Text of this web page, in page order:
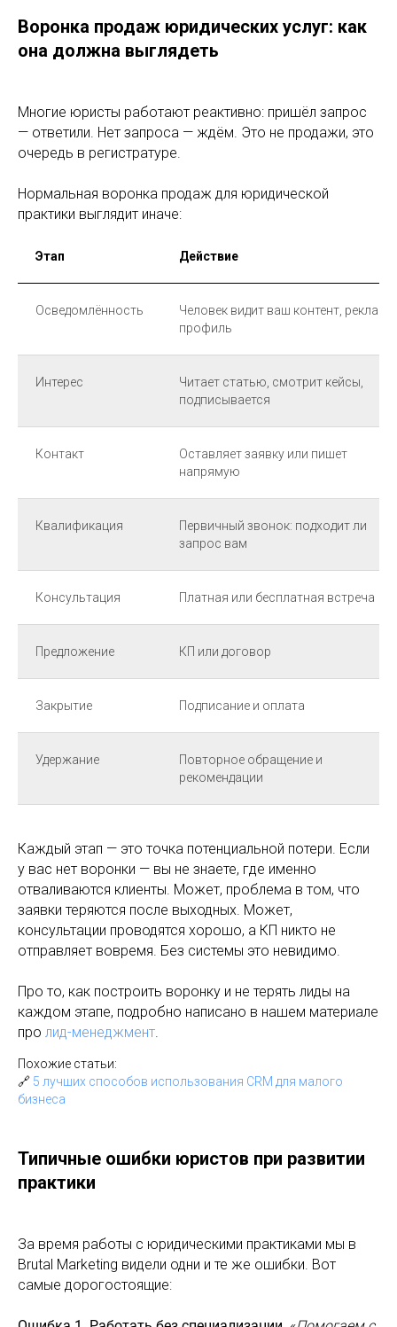
Воронка продаж юридических услуг: как
она должна выглядеть
Многие юристы работают реактивно: пришёл запрос
— ответили. Нет запроса — ждём. Это не продажи, это
очередь в регистратуре.
Нормальная воронка продаж для юридической
практики выглядит иначе:
Этап Действие
Осведомлённость
Человек видит ваш контент, рекламу,
профиль
Интерес
Читает статью, смотрит кейсы,
подписывается
Контакт
Оставляет заявку или пишет
напрямую
Квалификация
Первичный звонок: подходит ли
запрос вам
Консультация Платная или бесплатная встреча
Предложение КП или договор
Закрытие Подписание и оплата
Удержание
Повторное обращение и
рекомендации
Каждый этап — это точка потенциальной потери. Если
у вас нет воронки — вы не знаете, где именно
отваливаются клиенты. Может, проблема в том, что
заявки теряются после выходных. Может,
консультации проводятся хорошо, а КП никто не
отправляет вовремя. Без системы это невидимо.
Про то, как построить воронку и не терять лиды на
каждом этапе, подробно написано в нашем материале
про лид-менеджмент.
Похожие статьи:
🔗 5 лучших способов использования CRM для малого
бизнеса
Типичные ошибки юристов при развитии
практики
За время работы с юридическими практиками мы в
Brutal Marketing видели одни и те же ошибки. Вот
самые дорогостоящие: